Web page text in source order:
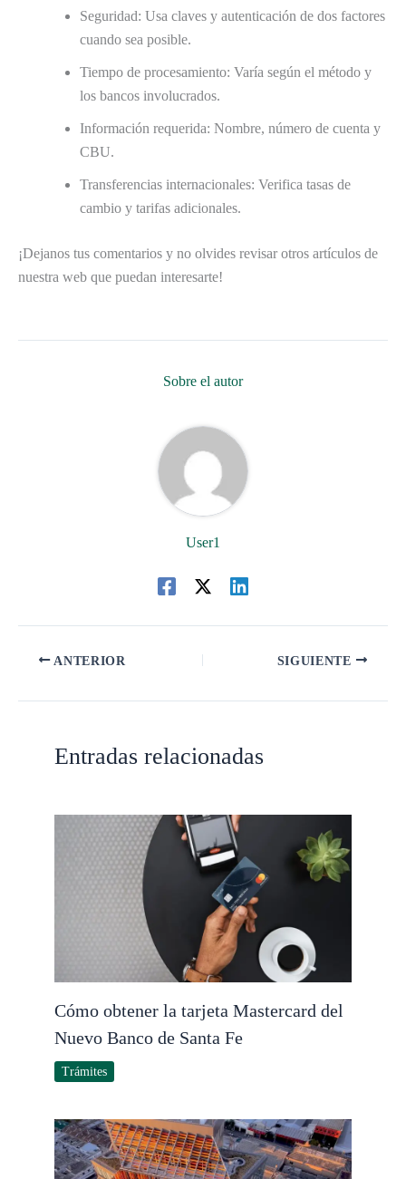
Seguridad: Usa claves y autenticación de dos factores
cuando sea posible.
Tiempo de procesamiento: Varía según el método y
los bancos involucrados.
Información requerida: Nombre, número de cuenta y
CBU.
Transferencias internacionales: Verifica tasas de
cambio y tarifas adicionales.
¡Dejanos tus comentarios y no olvides revisar otros artículos de
nuestra web que puedan interesarte!
Sobre el autor
User1
ANTERIOR SIGUIENTE
Entradas relacionadas
Cómo obtener la tarjeta Mastercard del
Nuevo Banco de Santa Fe
Trámites